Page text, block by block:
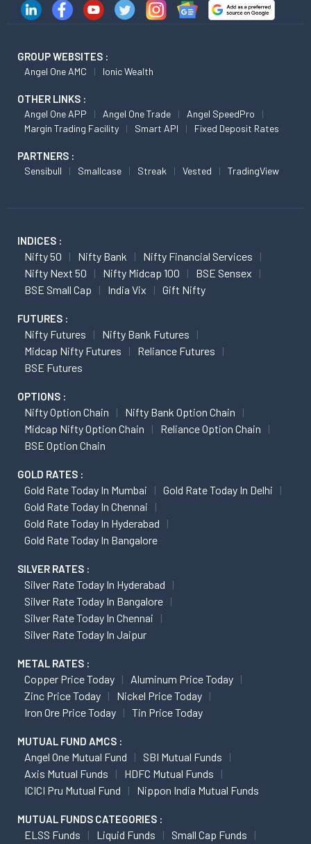
GROUP WEBSITES :
Angel One AMC Ionic Wealth
OTHER LINKS :
Angel One APP Angel One Trade
Angel SpeedPro
Margin Trading Facility
Smart API Fixed Deposit Rates
PARTNERS :
Sensibull Smallcase Streak Vested TradingView
INDICES :
Nifty 50 Nifty Bank
Nifty Financial Services
Nifty Next 50
Nifty Midcap 100
BSE Sensex
BSE Small Cap
India Vix Gift Nifty
FUTURES :
Nifty Futures
Nifty Bank Futures
Midcap Nifty Futures
Reliance Futures
BSE Futures
OPTIONS :
Nifty Option Chain
Nifty Bank Option Chain
Midcap Nifty Option Chain
Reliance Option Chain
BSE Option Chain
GOLD RATES :
Gold Rate Today In Mumbai
Gold Rate Today In Delhi
Gold Rate Today In Chennai
Gold Rate Today In Hyderabad
Gold Rate Today In Bangalore
SILVER RATES :
Silver Rate Today In Hyderabad
Silver Rate Today In Bangalore
Silver Rate Today In Chennai
Silver Rate Today In Jaipur
METAL RATES :
Copper Price Today
Aluminum Price Today
Zinc Price Today
Nickel Price Today
Iron Ore Price Today
Tin Price Today
MUTUAL FUND AMCS :
Angel One Mutual Fund
SBI Mutual Funds
Axis Mutual Funds
HDFC Mutual Funds
ICICI Pru Mutual Fund
Nippon India Mutual Funds
MUTUAL FUNDS CATEGORIES :
ELSS Funds Liquid Funds
Small Cap Funds